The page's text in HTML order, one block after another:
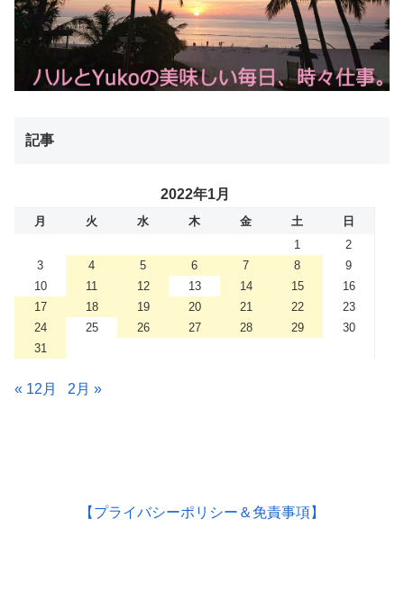
記事
2022年1月
月 火 水 木 金 土
日
1
2
3
4 5 6 7 8
9
10
11 12 13 14 15
16
17
18 19 20 21 22
23
24
25 26 27 28 29
30
31
« 12月 2月 »
【プライバシーポリシー＆免責事項】